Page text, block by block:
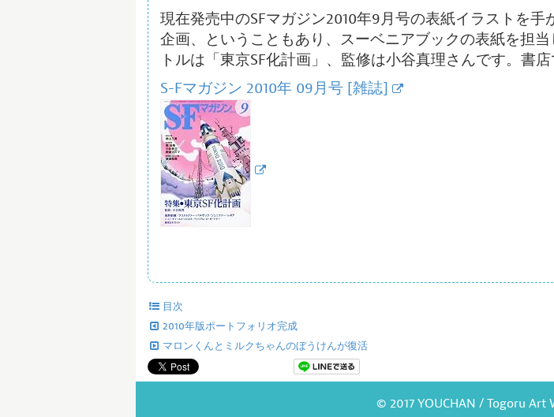
現在発売中のSFマガジン2010年9月号の表紙イラストを
企画、ということもあり、スーベニアブックの表紙を担
トルは「東京SF化計画」、監修は小谷真理さんです。書
S-Fマガジン 2010年 09月号 [雑誌]
目次
2010年版ポートフォリオ完成
マロンくんとミルクちゃんのぼうけんが復活
© 2017 YOUCHAN / Togoru Art